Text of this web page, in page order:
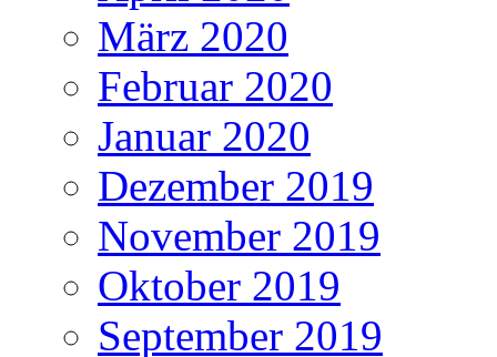
März 2020
Februar 2020
Januar 2020
Dezember 2019
November 2019
Oktober 2019
September 2019